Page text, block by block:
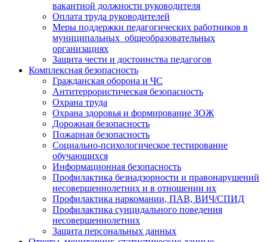
вакантной должности руководителя
Оплата труда руководителей
Меры поддержки педагогических работников в
муниципальных общеобразовательных
организациях
Защита чести и достоинства педагогов
Комплексная безопасность
Гражданская оборона и ЧС
Антитеррористическая безопасность
Охрана труда
Охрана здоровья и формирование ЗОЖ
Дорожная безопасность
Пожарная безопасность
Социально-психологическое тестирование
обучающихся
Информационная безопасность
Профилактика безнадзорности и правонарушений
несовершеннолетних и в отношении их
Профилактика наркомании, ПАВ, ВИЧ/СПИД
Профилактика суицидального поведения
несовершеннолетних
Защита персональных данных